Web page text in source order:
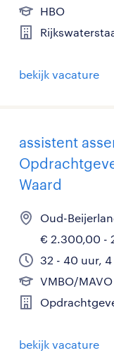
HBO
bekijk vacature
assistent
Waard
Oud-
€ 2.300,00 -
32 - 40 uur,
VMBO/MAVO
bekijk vacature